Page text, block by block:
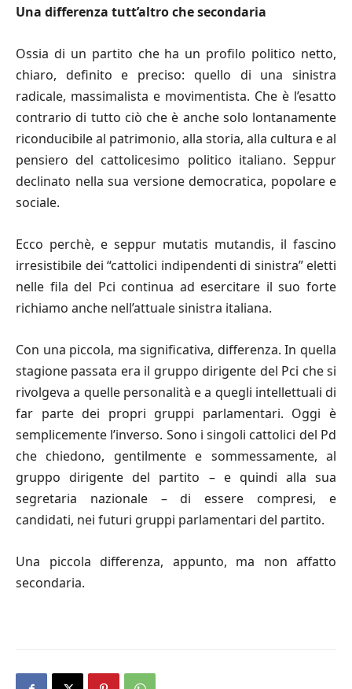
Una differenza tutt’altro che secondaria
Ossia di un partito che ha un profilo politico netto,
chiaro, definito e preciso: quello di una sinistra
radicale, massimalista e movimentista. Che è l’esatto
contrario di tutto ciò che è anche solo lontanamente
riconducibile al patrimonio, alla storia, alla cultura e al
pensiero del cattolicesimo politico italiano. Seppur
declinato nella sua versione democratica, popolare e
sociale.
Ecco perchè, e seppur mutatis mutandis, il fascino
irresistibile dei “cattolici indipendenti di sinistra” eletti
nelle fila del Pci continua ad esercitare il suo forte
richiamo anche nell’attuale sinistra italiana.
Con una piccola, ma significativa, diﬀerenza. In quella
stagione passata era il gruppo dirigente del Pci che si
rivolgeva a quelle personalità e a quegli intellettuali di
far parte dei propri gruppi parlamentari. Oggi è
semplicemente l’inverso. Sono i singoli cattolici del Pd
che chiedono, gentilmente e sommessamente, al
gruppo dirigente del partito – e quindi alla sua
segretaria nazionale – di essere compresi, e
candidati, nei futuri gruppi parlamentari del partito.
Una piccola diﬀerenza, appunto, ma non aﬀatto
secondaria.